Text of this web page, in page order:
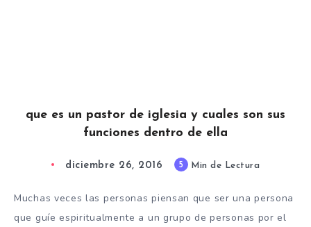
que es un pastor de iglesia y cuales son sus
funciones dentro de ella
diciembre 26, 2016 5 Min de Lectura
Muchas veces las personas piensan que ser una persona
que guíe espiritualmente a un grupo de personas por el